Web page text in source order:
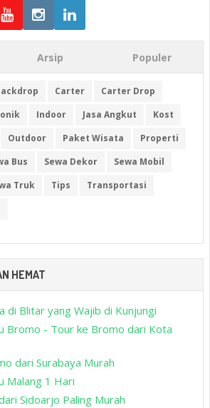
Arsip Populer
Carter
Carter Drop
Indoor Jasa Angkut
Kost
Outdoor Paket Wisata
Properti
Bus Sewa Dekor
Sewa Mobil
Truk Tips
Transportasi
HEMAT
di Blitar yang Wajib di Kunjungi
Bromo - Tour ke Bromo dari Kota
dari Surabaya Murah
Malang 1 Hari
Sidoarjo Paling Murah